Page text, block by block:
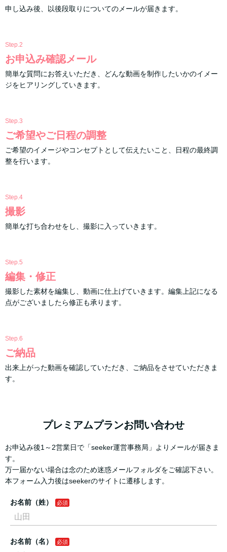
申し込み後、以後段取りについてのメールが届きます。
Step.2
お申込み確認メール
簡単な質問にお答えいただき、どんな動画を制作したいかのイメー
ジをヒアリングしていきます。
Step.3
ご希望やご日程の調整
ご希望のイメージやコンセプトとして伝えたいこと、日程の最終調
整を行います。
Step.4
撮影
簡単な打ち合わせをし、撮影に入っていきます。
Step.5
編集・修正
撮影した素材を編集し、動画に仕上げていきます。編集上記になる
点がございましたら修正も承ります。
Step.6
ご納品
出来上がった動画を確認していただき、ご納品をさせていただきま
す。
プレミアムプランお問い合わせ
お申込み後1～2営業日で「seeker運営事務局」よりメールが届きま
す。
万一届かない場合は念のため迷惑メールフォルダをご確認下さい。
本フォーム入力後はseekerのサイトに遷移します。
お名前（姓）
お名前（名）